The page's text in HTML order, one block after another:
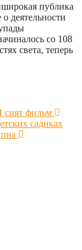
публика
деятельности
со 108
света, теперь
снят фильм
садиках